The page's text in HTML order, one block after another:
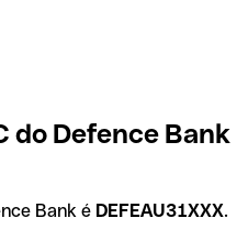
do Defence Bank
Bank é DEFEAU31XXX.